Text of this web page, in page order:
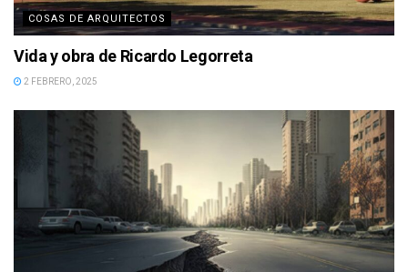
COSAS DE ARQUITECTOS
Vida y obra de Ricardo Legorreta
2 FEBRERO, 2025